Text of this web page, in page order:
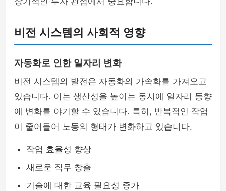
비전 시스템의 사회적 영향
자동화로 인한 일자리 변화
비전 시스템의 발전은 자동화의 가속화를 가져오고
있습니다. 이는 생산성을 높이는 동시에 일자리 동향
에 변화를 야기할 수 있습니다. 특히, 반복적인 작업
이 줄어들어 노동의 형태가 변화하고 있습니다.
작업 효율성 향상
새로운 직무 창출
기술에 대한 교육 필요성 증가